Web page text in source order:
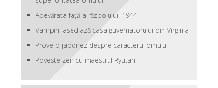
Adevărata față a războiului. 1944
Vampirii asediază casa guvernatorului din Virginia
Proverb japonez despre caracterul omului
Poveste zen cu maestrul Ryutan